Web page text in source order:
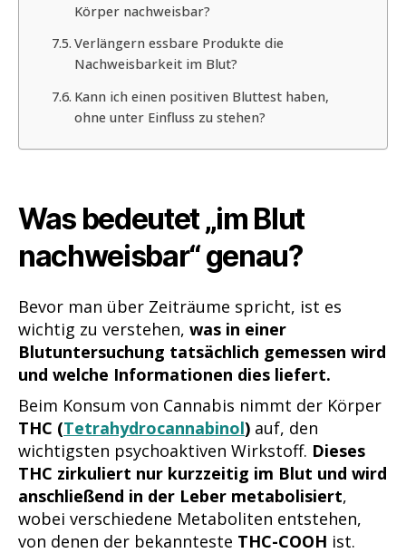
Körper nachweisbar?
Verlängern essbare Produkte die
Nachweisbarkeit im Blut?
Kann ich einen positiven Bluttest haben,
ohne unter Einfluss zu stehen?
Was bedeutet „im Blut
nachweisbar“ genau?
Bevor man über Zeiträume spricht, ist es
wichtig zu verstehen, was in einer
Blutuntersuchung tatsächlich gemessen wird
und welche Informationen dies liefert.
Beim Konsum von Cannabis nimmt der Körper
THC (Tetrahydrocannabinol) auf, den
wichtigsten psychoaktiven Wirkstoff. Dieses
THC zirkuliert nur kurzzeitig im Blut und wird
anschließend in der Leber metabolisiert,
wobei verschiedene Metaboliten entstehen,
von denen der bekannteste THC-COOH ist.